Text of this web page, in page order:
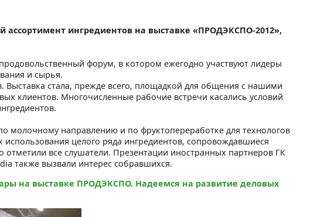
ассортимент ингредиентов на выставке «ПРОДЭКСПО-2012»,
форум, в котором ежегодно участвуют лидеры
и сырья.
Выставка стала, прежде всего, площадкой для общения с нашими
клиентов. Многочисленные рабочие встречи касались условий
молочному направлению и по фруктопереработке для технологов
целого ряда ингредиентов, сопровождавшиеся
все слушатели. Презентации иностранных партнеров ГК
также вызвали интерес собравшихся.
на выставке ПРОДЭКСПО. Надеемся на развитие деловых